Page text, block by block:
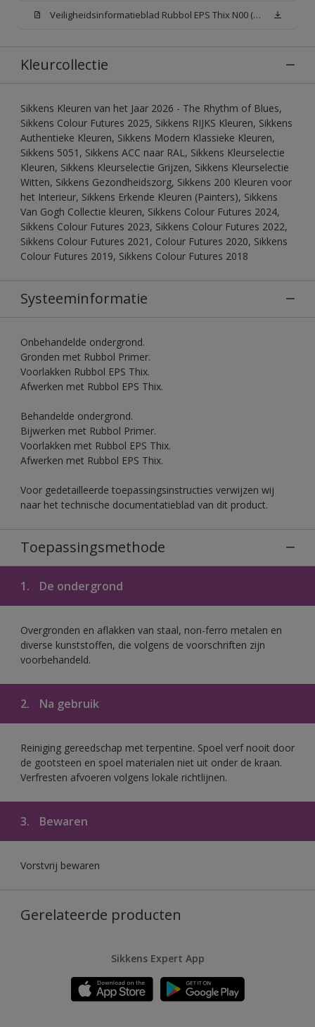
Veiligheidsinformatieblad Rubbol EPS Thix N00 (MSDS)
Kleurcollectie
Sikkens Kleuren van het Jaar 2026 - The Rhythm of Blues,
Sikkens Colour Futures 2025, Sikkens RIJKS Kleuren, Sikkens
Authentieke Kleuren, Sikkens Modern Klassieke Kleuren,
Sikkens 5051, Sikkens ACC naar RAL, Sikkens Kleurselectie
Kleuren, Sikkens Kleurselectie Grijzen, Sikkens Kleurselectie
Witten, Sikkens Gezondheidszorg, Sikkens 200 Kleuren voor
het Interieur, Sikkens Erkende Kleuren (Painters), Sikkens
Van Gogh Collectie kleuren, Sikkens Colour Futures 2024,
Sikkens Colour Futures 2023, Sikkens Colour Futures 2022,
Sikkens Colour Futures 2021, Colour Futures 2020, Sikkens
Colour Futures 2019, Sikkens Colour Futures 2018
Systeeminformatie
Onbehandelde ondergrond.
Gronden met Rubbol Primer.
Voorlakken Rubbol EPS Thix.
Afwerken met Rubbol EPS Thix.
Behandelde ondergrond.
Bijwerken met Rubbol Primer.
Voorlakken met Rubbol EPS Thix.
Afwerken met Rubbol EPS Thix.
Voor gedetailleerde toepassingsinstructies verwijzen wij
naar het technische documentatieblad van dit product.
Toepassingsmethode
1. De ondergrond
Overgronden en aflakken van staal, non-ferro metalen en
diverse kunststoffen, die volgens de voorschriften zijn
voorbehandeld.
2. Na gebruik
Reiniging gereedschap met terpentine. Spoel verf nooit door
de gootsteen en spoel materialen niet uit onder de kraan.
Verfresten afvoeren volgens lokale richtlijnen.
3. Bewaren
Vorstvrij bewaren
Gerelateerde producten
Sikkens Expert App